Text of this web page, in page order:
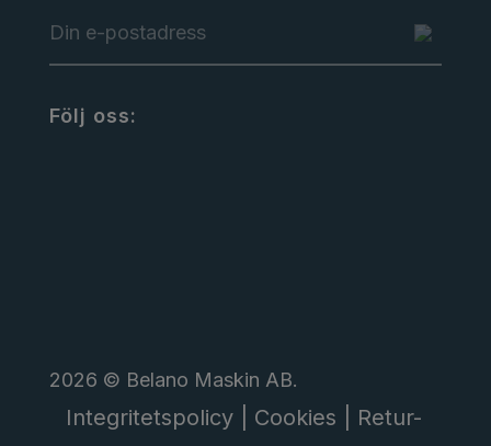
Följ oss:
2026 © Belano Maskin AB.
Integritetspolicy | Cookies | Retur-